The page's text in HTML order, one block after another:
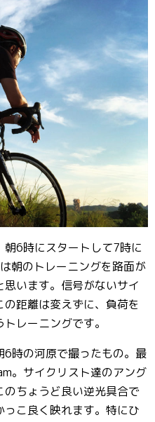
6時にスタートして7時に
朝のトレーニングを路面が
います。信号がないサイ
距離は変えずに、負荷を
レーニングです。
時の河原で撮ったもの。最
。サイクリスト達のアング
ちょうど良い逆光具合で
こ良く映れます。特にひ